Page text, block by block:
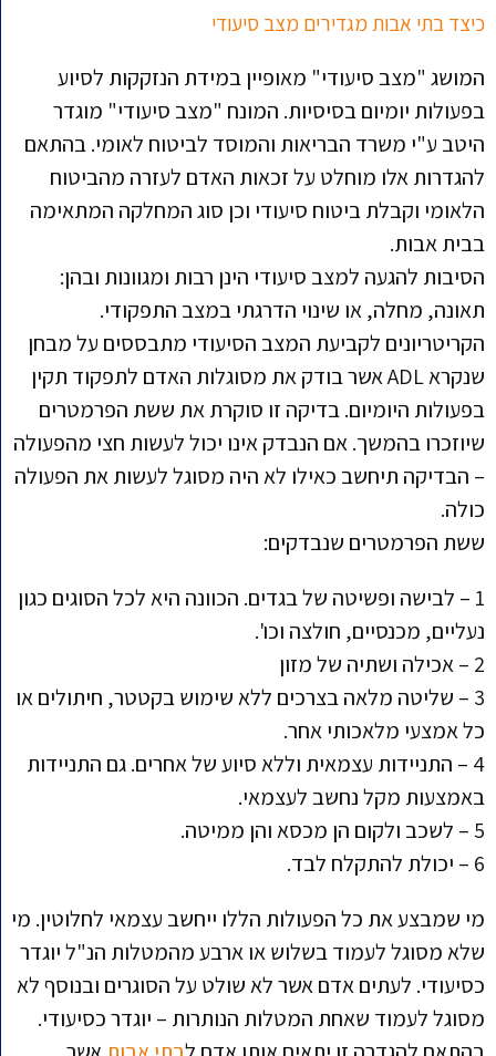
כיצד בתי אבות מגדירים מצב סיעודי
המושג "מצב סיעודי" מאופיין במידת הנזקקות לסיוע
בפעולות יומיום בסיסיות. המונח "מצב סיעודי" מוגדר
היטב ע"י משרד הבריאות והמוסד לביטוח לאומי. בהתאם
להגדרות אלו מוחלט על זכאות האדם לעזרה מהביטוח
הלאומי וקבלת ביטוח סיעודי וכן סוג המחלקה המתאימה
בבית אבות.
הסיבות להגעה למצב סיעודי הינן רבות ומגוונות ובהן:
תאונה, מחלה, או שינוי הדרגתי במצב התפקודי.
הקריטריונים לקביעת המצב הסיעודי מתבססים על מבחן
שנקרא ADL אשר בודק את מסוגלות האדם לתפקוד תקין
בפעולות היומיום. בדיקה זו סוקרת את ששת הפרמטרים
שיוזכרו בהמשך. אם הנבדק אינו יכול לעשות חצי מהפעולה
– הבדיקה תיחשב כאילו לא היה מסוגל לעשות את הפעולה
כולה.
ששת הפרמטרים שנבדקים:
1 – לבישה ופשיטה של בגדים. הכוונה היא לכל הסוגים כגון
נעליים, מכנסיים, חולצה וכו'.
2 – אכילה ושתיה של מזון
3 – שליטה מלאה בצרכים ללא שימוש בקטטר, חיתולים או
כל אמצעי מלאכותי אחר.
4 – התניידות עצמאית וללא סיוע של אחרים. גם התניידות
באמצעות מקל נחשב לעצמאי.
5 – לשכב ולקום הן מכסא והן ממיטה.
6 – יכולת להתקלח לבד.
מי שמבצע את כל הפעולות הללו ייחשב עצמאי לחלוטין. מי
שלא מסוגל לעמוד בשלוש או ארבע מהמטלות הנ"ל יוגדר
כסיעודי. לעתים אדם אשר לא שולט על הסוגרים ובנוסף לא
מסוגל לעמוד שאחת המטלות הנותרות – יוגדר כסיעודי.